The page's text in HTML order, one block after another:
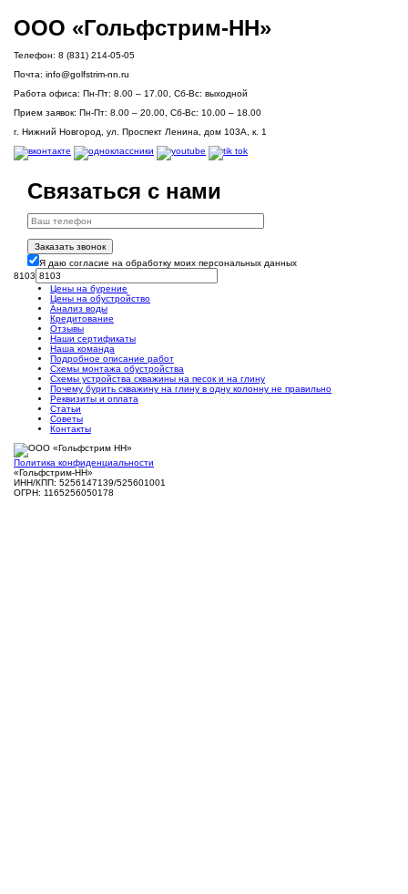
ООО «Гольфстрим-НН»
Телефон: 8 (831) 214-05-05
Почта: info@golfstrim-nn.ru
Работа офиса: Пн-Пт: 8.00 – 17.00, Сб-Вс: выходной
Прием заявок: Пн-Пт: 8.00 – 20.00, Сб-Вс: 10.00 – 18.00
г. Нижний Новгород, ул. Проспект Ленина, дом 103А, к. 1
Связаться с нами
Заказать звонок
Я даю согласие на обработку моих персональных данных
8103
Цены на бурение
Цены на обустройство
Анализ воды
Кредитование
Отзывы
Наши сертификаты
Наша команда
Подробное описание работ
Схемы монтажа обустройства
Схемы устройства скважины на песок и на глину
Почему бурить скважину на глину в одну колонну не правильно
Реквизиты и оплата
Статьи
Советы
Контакты
Политика конфиденциальности
«Гольфстрим-НН»
ИНН/КПП: 5256147139/525601001
ОГРН: 1165256050178